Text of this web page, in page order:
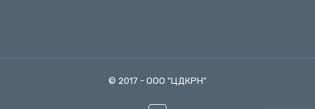
© 2017 - ООО "ЦДКРН"